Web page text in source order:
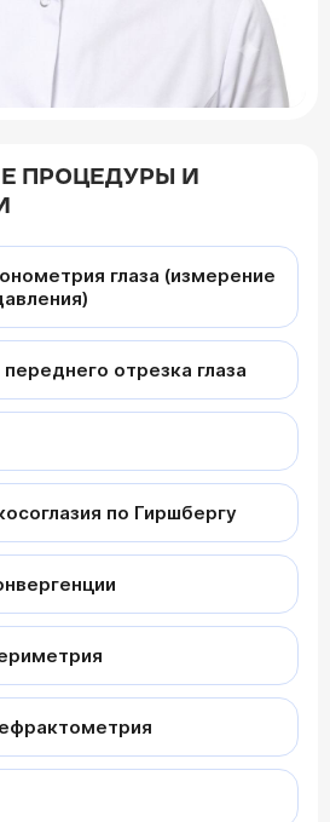
ПРОЦЕДУРЫ И
глаза (измерение
отрезка глаза
по Гиршбергу